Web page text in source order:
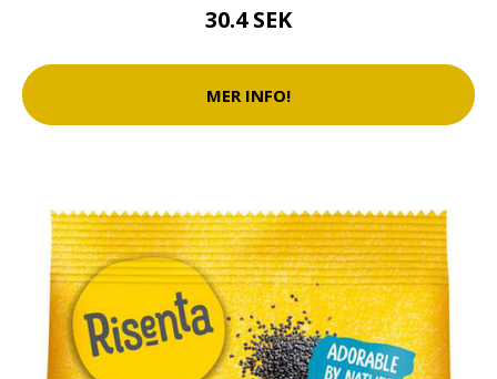
30.4 SEK
MER INFO!